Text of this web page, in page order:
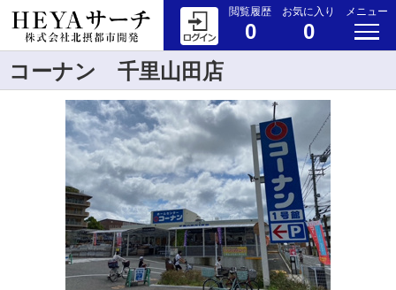
閲覧履歴
0
お気に入り
0
メニュー
コーナン 千里山田店